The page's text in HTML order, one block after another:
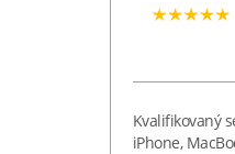
Kvalifikovaný
iPhone,